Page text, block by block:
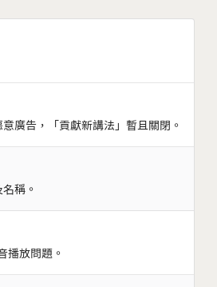
廣告，「貢獻新講法」暫且關閉。
稱。
播放問題。